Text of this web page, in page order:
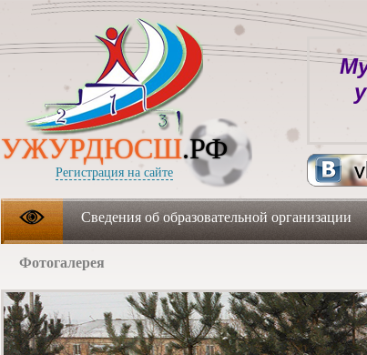
УЖУРДЮСШ.РФ
Регистрация на сайте
Сведения об образовательной организации
Фотогалерея